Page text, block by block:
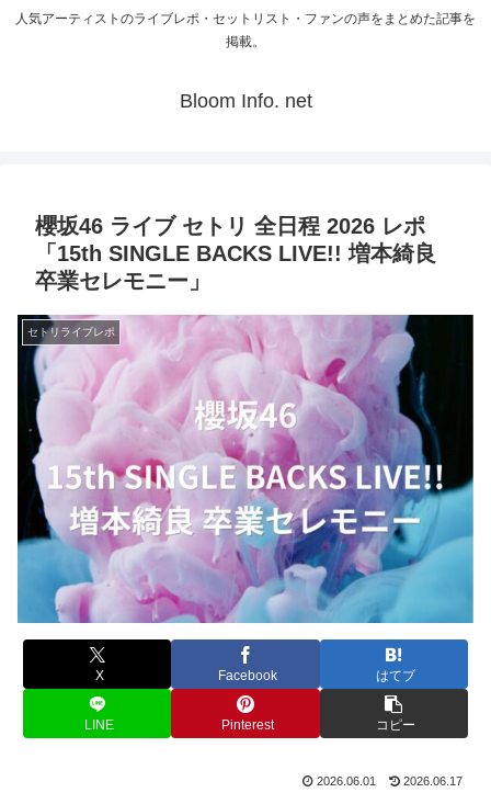
人気アーティストのライブレポ・セットリスト・ファンの声をまとめた記事を
掲載。
Bloom Info. net
櫻坂46 ライブ セトリ 全日程 2026 レポ
「15th SINGLE BACKS LIVE!! 増本綺良
卒業セレモニー」
セトリライブレポ
X Facebook はてブ
LINE Pinterest コピー
2026.06.01 2026.06.17